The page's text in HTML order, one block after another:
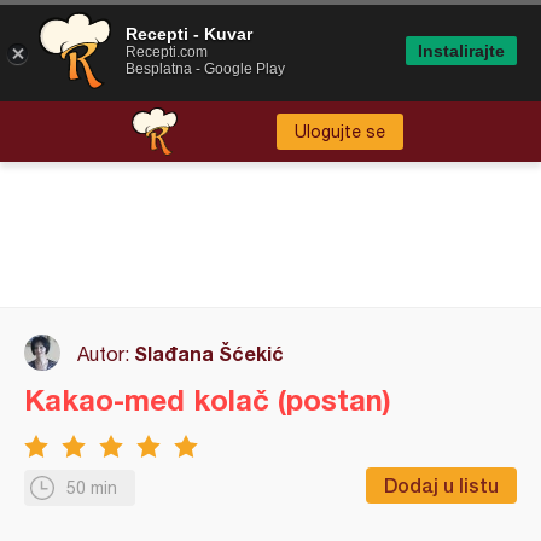
Ulogujte se
Autor: Slađana Šćekić
50 min Dodaj u listu
Kakao-med kolač (postan)
Recepti - Kuvar
Recepti.com
Besplatna - Google Play
Instalirajte